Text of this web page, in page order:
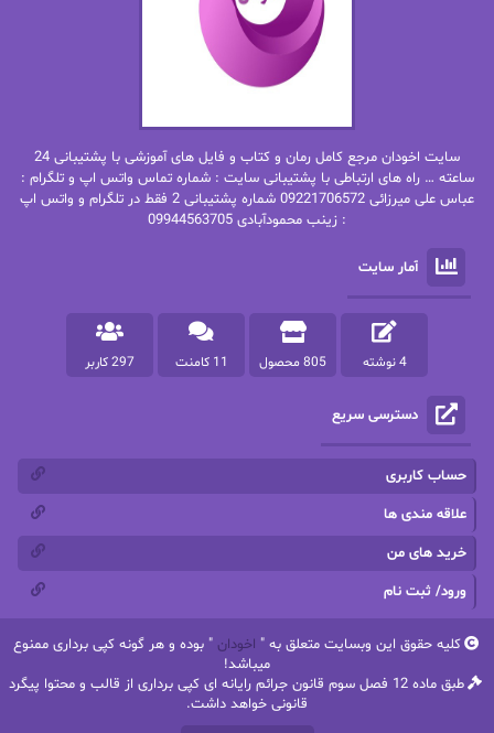
بهاره شیرازی
بهاره.م
بیتا فرخی
پاتریشیا ویلسون پرتو فرهمند
پرستو اسحقی
پرستو مهاجر
پرهام رسولی
پروانه قدیمی پروانه محمدی
پریسا شکور(طوفان خاموش)
پنلوپه وارد
تاران
ترنم.25
ثمین سرابی جان فاولز
جرج.آر.آر.مارتین
سایت اخودان مرجع کامل رمان و کتاب و فایل های آموزشی با پشتیبانی 24
ساعته … راه های ارتباطی با پشتیبانی سایت : شماره تماس واتس اپ و تلگرام :
عباس علی میرزائی 09221706572 شماره پشتیبانی 2 فقط در تلگرام و واتس اپ
: زینب محمودآبادی 09944563705
آمار سایت
4 نوشته 805 محصول 11 کامنت 297 کاربر
دسترسی سریع
حساب کاربری
علاقه مندی ها
خرید های من
ورود/ ثبت نام
کلیه حقوق این وبسایت متعلق به " اخودان " بوده و هر گونه کپی برداری ممنوع
میباشد!
طبق ماده 12 فصل سوم قانون جرائم رایانه ای کپی برداری از قالب و محتوا پیگرد
قانونی خواهد داشت.